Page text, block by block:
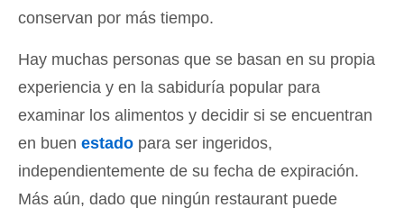
conservan por más tiempo.
Hay muchas personas que se basan en su propia
experiencia y en la sabiduría popular para
examinar los alimentos y decidir si se encuentran
en buen estado para ser ingeridos,
independientemente de su fecha de expiración.
Más aún, dado que ningún restaurant puede